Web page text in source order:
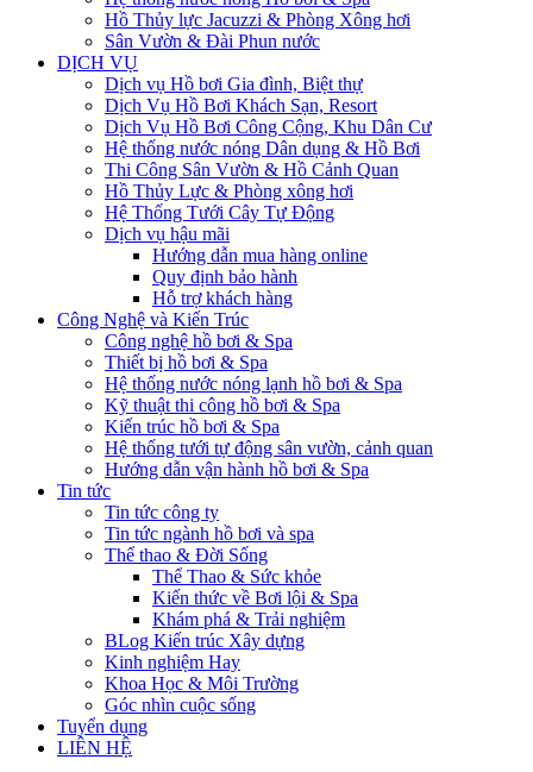
Hồ Thủy lực Jacuzzi & Phòng Xông hơi
Sân Vườn & Đài Phun nước
DỊCH VỤ
Dịch vụ Hồ bơi Gia đình, Biệt thự
Dịch Vụ Hồ Bơi Khách Sạn, Resort
Dịch Vụ Hồ Bơi Công Cộng, Khu Dân Cư
Hệ thống nước nóng Dân dụng & Hồ Bơi
Thi Công Sân Vườn & Hồ Cảnh Quan
Hồ Thủy Lực & Phòng xông hơi
Hệ Thống Tưới Cây Tự Động
Dịch vụ hậu mãi
Hướng dẫn mua hàng online
Quy định bảo hành
Hỗ trợ khách hàng
Công Nghệ và Kiến Trúc
Công nghệ hồ bơi & Spa
Thiết bị hồ bơi & Spa
Hệ thống nước nóng lạnh hồ bơi & Spa
Kỹ thuật thi công hồ bơi & Spa
Kiến trúc hồ bơi & Spa
Hệ thống tưới tự động sân vườn, cảnh quan
Hướng dẫn vận hành hồ bơi & Spa
Tin tức
Tin tức công ty
Tin tức ngành hồ bơi và spa
Thể thao & Đời Sống
Thể Thao & Sức khỏe
Kiến thức về Bơi lội & Spa
Khám phá & Trải nghiệm
BLog Kiến trúc Xây dựng
Kinh nghiệm Hay
Khoa Học & Môi Trường
Góc nhìn cuộc sống
Tuyển dụng
LIÊN HỆ